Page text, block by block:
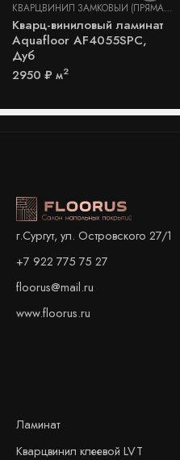
КВАРЦВИНИЛ ЗАМКОВЫЙ (ПРЯМАЯ УКЛАДКА)
Кварц-виниловый ламинат
Aquafloor AF4055SPC,
Дуб
2950 ₽ м2
г.Сургут, ул. Островского 27/1
+7 922 775 75 27
floorus@mail.ru
www.floorus.ru
Ламинат
Кварцвинил клеевой LVT